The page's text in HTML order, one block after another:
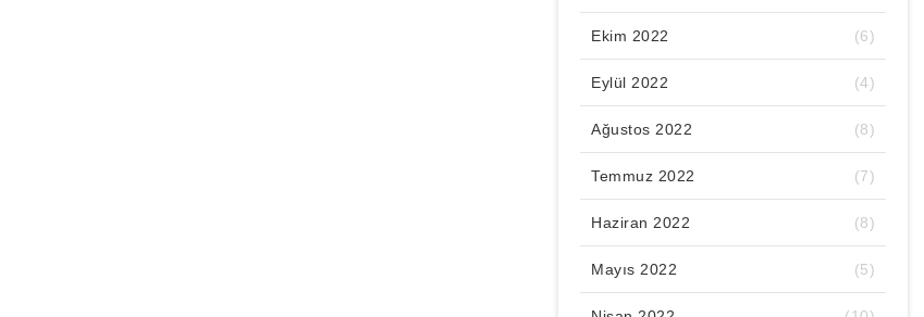
Ekim 2022 (6)
Eylül 2022 (4)
Ağustos 2022 (8)
Temmuz 2022 (7)
Haziran 2022 (8)
Mayıs 2022 (5)